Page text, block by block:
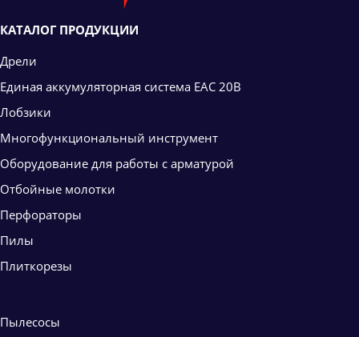
КАТАЛОГ ПРОДУКЦИИ
Дрели
Единая аккумуляторная система ЕАС 20В
Лобзики
Многофункциональный инструмент
Оборудование для работы с арматурой
Отбойные молотки
Перфораторы
Пилы
Плиткорезы
Пылесосы